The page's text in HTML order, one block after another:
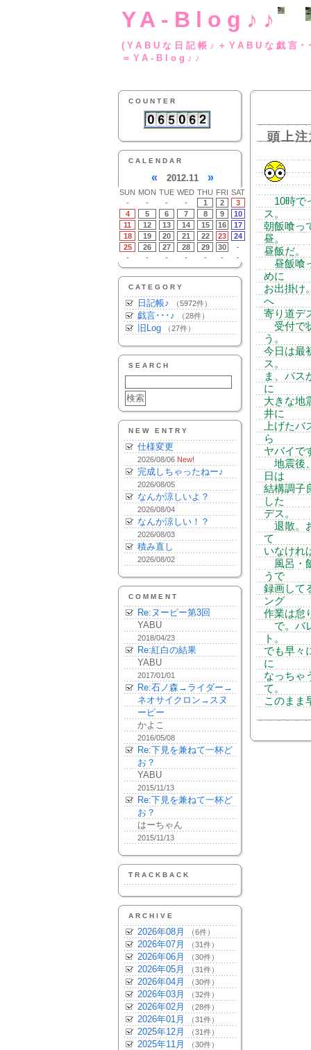
YA-Blog♪♪
(YABUな日記帳♪
＝YA-Blog♪♪
COUNTER
CALENDAR
« 2012.11 »
SUN MON TUE WED THU FRI SAT
-
- - - 1 2
3
4
5 6 7 8 9
10
11
12 13 14 15 16
17
18
19 20 21 22 23
24
25
26 27 28 29 30
-
-
- - - - - -
CATEGORY
日記帳♪ （5972件）
戯言･･･♪ （28件）
旧Log （27件）
SEARCH
NEW ENTRY
仕様変更
2026/08/06 New!
完成しちゃったねー♪
2026/08/05
なんか涼しいよ？
2026/08/04
なんか涼しい！？
2026/08/03
積み直し
2026/08/02
COMMENT
Re:ヌーピー第3回
YABU
2018/04/23
Re:紅白の結果
YABU
2017/01/01
Re:石ノ森→ライダー→
ネオサイクロン→スヌ
ーピー
かよこ
2016/05/08
Re:下見を兼ねて一杯ど
お？
YABU
2015/11/13
Re:下見を兼ねて一杯ど
お？
はーちゃん
2015/11/13
TRACKBACK
ARCHIVE
2026年08月 （6件）
2026年07月 （31件）
2026年06月 （30件）
2026年05月 （31件）
2026年04月 （30件）
2026年03月 （32件）
2026年02月 （28件）
2026年01月 （31件）
2025年12月 （31件）
2025年11月 （30件）
頭上
10時で
ス。
朝飯喰っ
昼。
昼飯だ。
昼飯喰
めに
お出掛け
へ
寄り道デ
受付で
う。
今日は最
ス。
ま、パス
に
大きな地
井に
上げた
ら
ヤバイで
地震後
日は
結構調子
した
デス。
退散。
て
いなけれ
風呂・
うで
録画して
ング
作業は怠
で。バ
ト。
でも早々
に
なっちゃ
て。
このまま